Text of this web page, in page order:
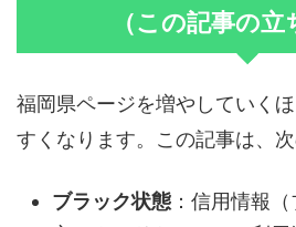
（この記事の立
福岡県ページを増やしていく
すくなります。この記事は、次
ブラック状態 ：信用情報